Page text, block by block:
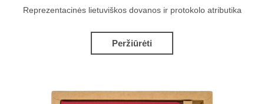
Reprezentacinės lietuviškos dovanos ir protokolo atributika
Peržiūrėti